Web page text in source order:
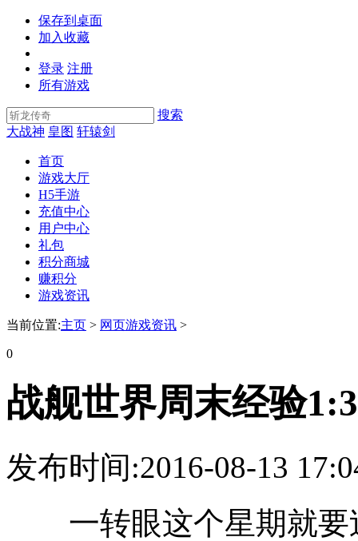
保存到桌面
加入收藏
登录 注册
所有游戏
搜索
大战神 皇图 轩辕剑
首页
游戏大厅
H5手游
充值中心
用户中心
礼包
积分商城
赚积分
游戏资讯
当前位置:主页 > 网页游戏资讯 >
0
战舰世界周末经验
发布时间:2016-08-13
一转眼这个星期就要